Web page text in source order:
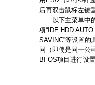
后再双击鼠标左键
以下主菜单中的
项“IDE HDD
SAVING”等设置的
同（即使是同一公
BI OS项目进行设